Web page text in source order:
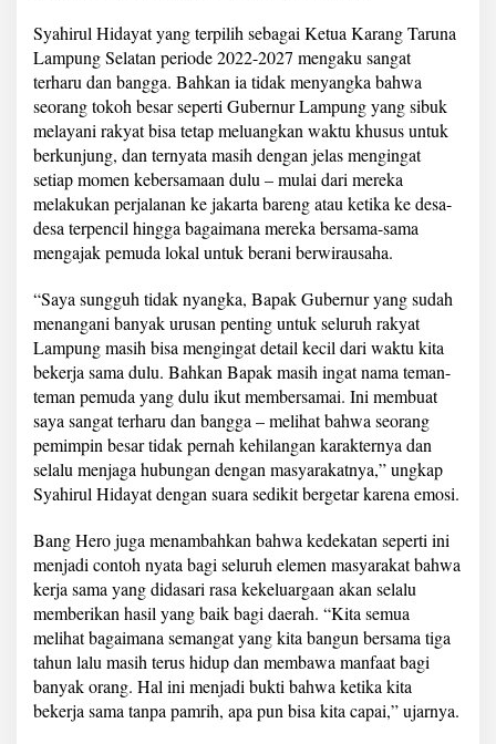
Syahirul Hidayat yang terpilih sebagai Ketua Karang Taruna
Lampung Selatan periode 2022-2027 mengaku sangat
terharu dan bangga. Bahkan ia tidak menyangka bahwa
seorang tokoh besar seperti Gubernur Lampung yang sibuk
melayani rakyat bisa tetap meluangkan waktu khusus untuk
berkunjung, dan ternyata masih dengan jelas mengingat
setiap momen kebersamaan dulu – mulai dari mereka
melakukan perjalanan ke jakarta bareng atau ketika ke desa-
desa terpencil hingga bagaimana mereka bersama-sama
mengajak pemuda lokal untuk berani berwirausaha.
“Saya sungguh tidak nyangka, Bapak Gubernur yang sudah
menangani banyak urusan penting untuk seluruh rakyat
Lampung masih bisa mengingat detail kecil dari waktu kita
bekerja sama dulu. Bahkan Bapak masih ingat nama teman-
teman pemuda yang dulu ikut membersamai. Ini membuat
saya sangat terharu dan bangga – melihat bahwa seorang
pemimpin besar tidak pernah kehilangan karakternya dan
selalu menjaga hubungan dengan masyarakatnya,” ungkap
Syahirul Hidayat dengan suara sedikit bergetar karena emosi.
Bang Hero juga menambahkan bahwa kedekatan seperti ini
menjadi contoh nyata bagi seluruh elemen masyarakat bahwa
kerja sama yang didasari rasa kekeluargaan akan selalu
memberikan hasil yang baik bagi daerah. “Kita semua
melihat bagaimana semangat yang kita bangun bersama tiga
tahun lalu masih terus hidup dan membawa manfaat bagi
banyak orang. Hal ini menjadi bukti bahwa ketika kita
bekerja sama tanpa pamrih, apa pun bisa kita capai,” ujarnya.